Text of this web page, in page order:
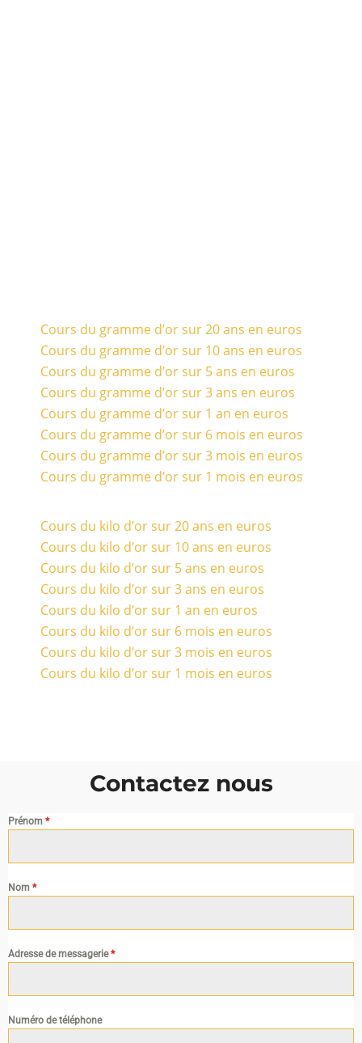
Cours du gramme d’or sur 20 ans en euros
Cours du gramme d’or sur 10 ans en euros
Cours du gramme d’or sur 5 ans en euros
Cours du gramme d’or sur 3 ans en euros
Cours du gramme d’or sur 1 an en euros
Cours du gramme d’or sur 6 mois en euros
Cours du gramme d’or sur 3 mois en euros
Cours du gramme d’or sur 1 mois en euros
Cours du kilo d’or sur 20 ans en euros
Cours du kilo d’or sur 10 ans en euros
Cours du kilo d’or sur 5 ans en euros
Cours du kilo d’or sur 3 ans en euros
Cours du kilo d’or sur 1 an en euros
Cours du kilo d’or sur 6 mois en euros
Cours du kilo d’or sur 3 mois en euros
Cours du kilo d’or sur 1 mois en euros
Contactez nous
Prénom *
Nom *
Adresse de messagerie*
Numéro de téléphone